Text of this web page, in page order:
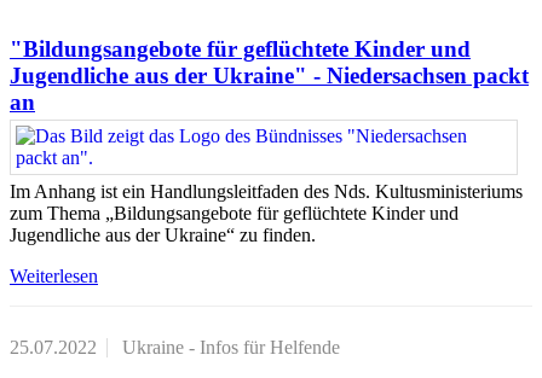
"Bildungsangebote für geflüchtete Kinder und
Jugendliche aus der Ukraine" - Niedersachsen packt
an
Im Anhang ist ein Handlungsleitfaden des Nds. Kultusministeriums
zum Thema „Bildungsangebote für geflüchtete Kinder und
Jugendliche aus der Ukraine“ zu finden.
Weiterlesen
25.07.2022 Ukraine - Infos für Helfende